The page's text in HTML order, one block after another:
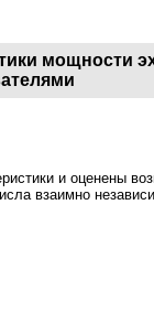
мощности
и оценены
взаимно